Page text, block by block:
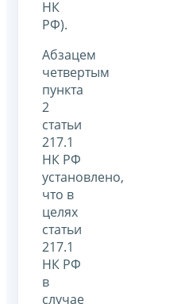
НК
РФ).
Абзацем
четвертым
пункта
2
статьи
217.1
НК РФ
установлено,
что в
целях
статьи
217.1
НК РФ
в
случае